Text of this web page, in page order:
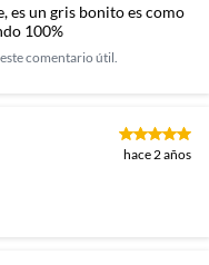
es un gris bonito es como
100%
comentario útil.
hace 2 años